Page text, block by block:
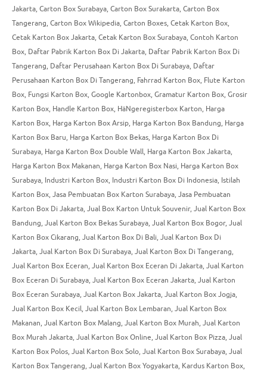
Jakarta, Carton Box Surabaya, Carton Box Surakarta, Carton Box
Tangerang, Carton Box Wikipedia, Carton Boxes, Cetak Karton Box,
Cetak Karton Box Jakarta, Cetak Karton Box Surabaya, Contoh Karton
Box, Daftar Pabrik Karton Box Di Jakarta, Daftar Pabrik Karton Box Di
Tangerang, Daftar Perusahaan Karton Box Di Surabaya, Daftar
Perusahaan Karton Box Di Tangerang, Fahrrad Karton Box, Flute Karton
Box, Fungsi Karton Box, Google Kartonbox, Gramatur Karton Box, Grosir
Karton Box, Handle Karton Box, HäNgeregisterbox Karton, Harga
Karton Box, Harga Karton Box Arsip, Harga Karton Box Bandung, Harga
Karton Box Baru, Harga Karton Box Bekas, Harga Karton Box Di
Surabaya, Harga Karton Box Double Wall, Harga Karton Box Jakarta,
Harga Karton Box Makanan, Harga Karton Box Nasi, Harga Karton Box
Surabaya, Industri Karton Box, Industri Karton Box Di Indonesia, Istilah
Karton Box, Jasa Pembuatan Box Karton Surabaya, Jasa Pembuatan
Karton Box Di Jakarta, Jual Box Karton Untuk Souvenir, Jual Karton Box
Bandung, Jual Karton Box Bekas Surabaya, Jual Karton Box Bogor, Jual
Karton Box Cikarang, Jual Karton Box Di Bali, Jual Karton Box Di
Jakarta, Jual Karton Box Di Surabaya, Jual Karton Box Di Tangerang,
Jual Karton Box Eceran, Jual Karton Box Eceran Di Jakarta, Jual Karton
Box Eceran Di Surabaya, Jual Karton Box Eceran Jakarta, Jual Karton
Box Eceran Surabaya, Jual Karton Box Jakarta, Jual Karton Box Jogja,
Jual Karton Box Kecil, Jual Karton Box Lembaran, Jual Karton Box
Makanan, Jual Karton Box Malang, Jual Karton Box Murah, Jual Karton
Box Murah Jakarta, Jual Karton Box Online, Jual Karton Box Pizza, Jual
Karton Box Polos, Jual Karton Box Solo, Jual Karton Box Surabaya, Jual
Karton Box Tangerang, Jual Karton Box Yogyakarta, Kardus Karton Box,